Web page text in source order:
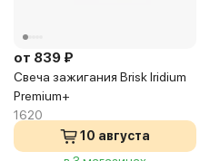
от 839 ₽
Свеча зажигания Brisk Iridium
Premium+
1620
10 августа